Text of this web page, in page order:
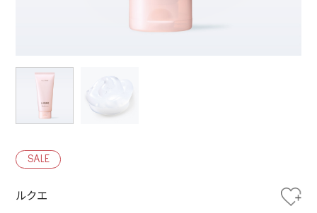
SALE
ルクエ